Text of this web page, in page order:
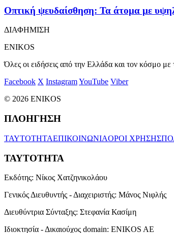
Οπτική ψευδαίσθηση: Τα άτομα με
ΔΙΑΦΗΜΙΣΗ
ENIKOS
Όλες οι ειδήσεις από την Ελλάδα και τον κόσμο
Facebook X InstagramYouTube Viber
© 2026 ENIKOS
ΠΛΟΗΓΗΣΗ
ΤΑΥΤΟΤΗΤΑΕΠΙΚΟΙΝΩΝΙΑΟΡΟΙ ΧΡΗΣΗΣ
ΤΑΥΤΟΤΗΤΑ
Εκδότης: Νίκος Χατζηνικολάου
Γενικός Διευθυντής - Διαχειριστής: Μάνος Νιφλής
Διευθύντρια Σύνταξης: Στεφανία Κασίμη
Ιδιοκτησία - Δικαιούχος domain: ENIKOS AE